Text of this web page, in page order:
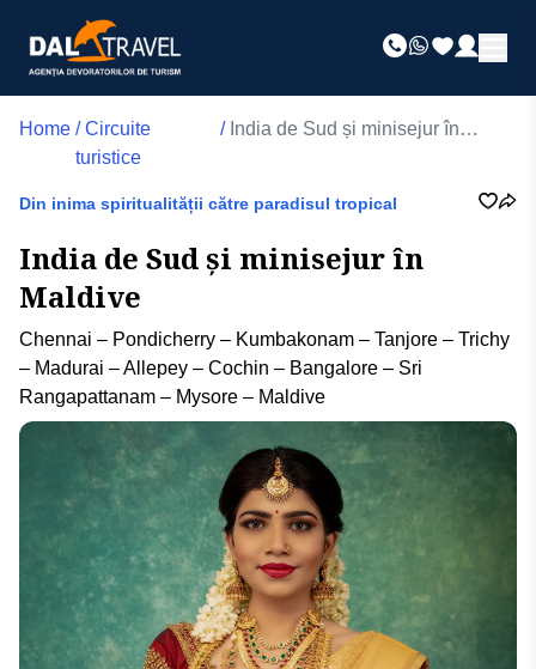
Home / Circuite
turistice
/ India de Sud și minisejur în
Din inima spiritualității către paradisul tropical
India de Sud și minisejur în
Maldive
Chennai – Pondicherry – Kumbakonam – Tanjore – Trichy
– Madurai – Allepey – Cochin – Bangalore – Sri
Rangapattanam – Mysore – Maldive